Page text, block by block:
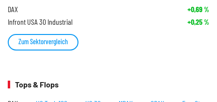
DAX +0,69%
Infront USA 30 Industrial +0,25%
Zum Sektorvergleich
Tops & Flops